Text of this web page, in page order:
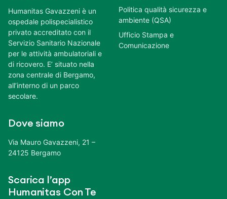
Humanitas Gavazzeni è un
ospedale polispecialistico
privato accreditato con il
Servizio Sanitario Nazionale
per le attività ambulatoriali e
di ricovero. E’ situato nella
zona centrale di Bergamo,
all’interno di un parco
secolare.
Dove siamo
Via Mauro Gavazzeni, 21 –
24125 Bergamo
Scarica l’app
Humanitas Con Te
Politica qualità sicurezza e
ambiente (QSA)
Ufficio Stampa e
Comunicazione